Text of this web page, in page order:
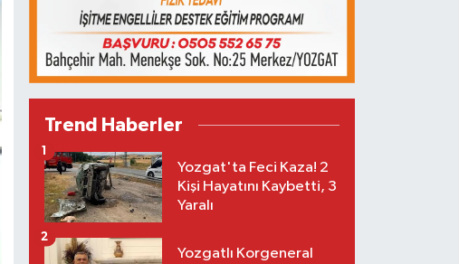
Trend Haberler
Yozgat'ta Feci Kaza! 2
Kişi Hayatını Kaybetti, 3
Yaralı
1
Yozgatlı Korgeneral
2